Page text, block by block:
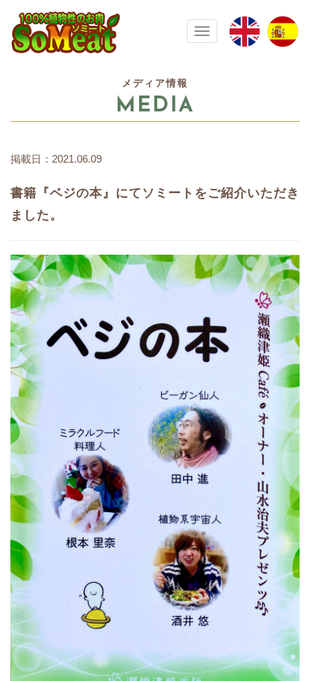
Toggle navigation
100%植物性の大豆ミート ソミ
メディア情報
MEDIA
掲載日：2021.06.09
書籍『ベジの本』にてソミートをご紹介いただき
ました。